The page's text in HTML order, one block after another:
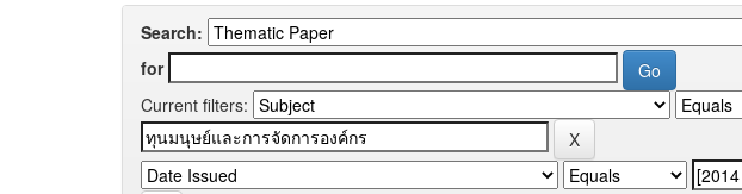
Search:
for
Current filters: